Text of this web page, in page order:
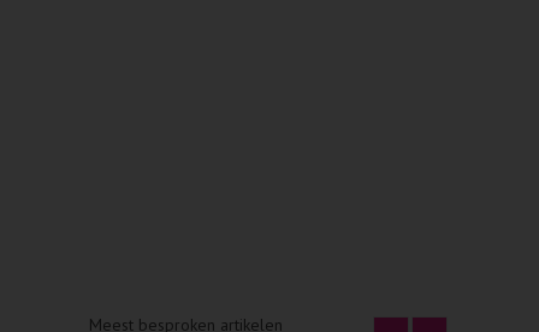
Meest besproken artikelen